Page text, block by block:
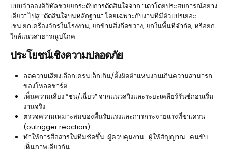
แบบจำลองดิจิทัลช่วยยกระดับการตัดสินใจจาก “เดาโดยประสบการณ์อย่าง
เดียว” ไปสู่ “ตัดสินใจบนหลักฐาน” โดยเฉพาะกับงานที่มีตัวแปรเยอะ
เช่น ยกเครื่องจักรในโรงงาน, ยกข้ามสิ่งกีดขวาง, ยกในพื้นที่จำกัด, หรือยก
ใกล้แนวสาธารณูปโภค
ประโยชน์เชิงความปลอดภัย
ลดความเสี่ยงเลือกเครนเล็กเกิน/ตั้งผิดตำแหน่งจนเกินความสามารถ
ของโหลดชาร์ต
เห็นความเสี่ยง “ชน/เฉี่ยว” จากแนวสวิงและระยะเคลียร์รันซ์ก่อนเริ่ม
งานจริง
ตรวจความเหมาะสมของพื้นรับแรงและการกระจายแรงที่ขาเครน
(outrigger reaction)
ทำให้การสื่อสารในทีมชัดขึ้น: ผู้ควบคุมงาน–ผู้ให้สัญญาณ–คนขับ
เห็นภาพเดียวกัน